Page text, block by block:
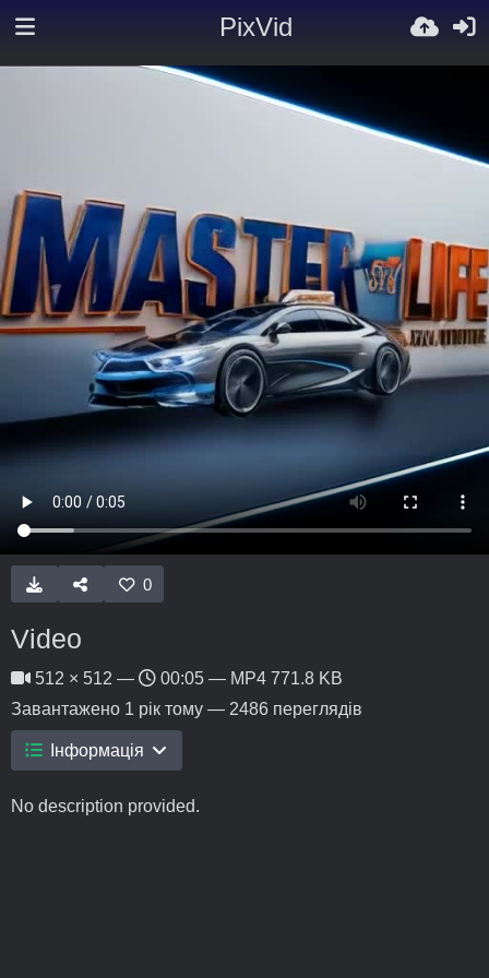
PixVid
0
Video
512 × 512 —
00:05 — MP4 771.8 KB
Завантажено 1 рік тому — 2486 переглядів
Інформація
No description provided.